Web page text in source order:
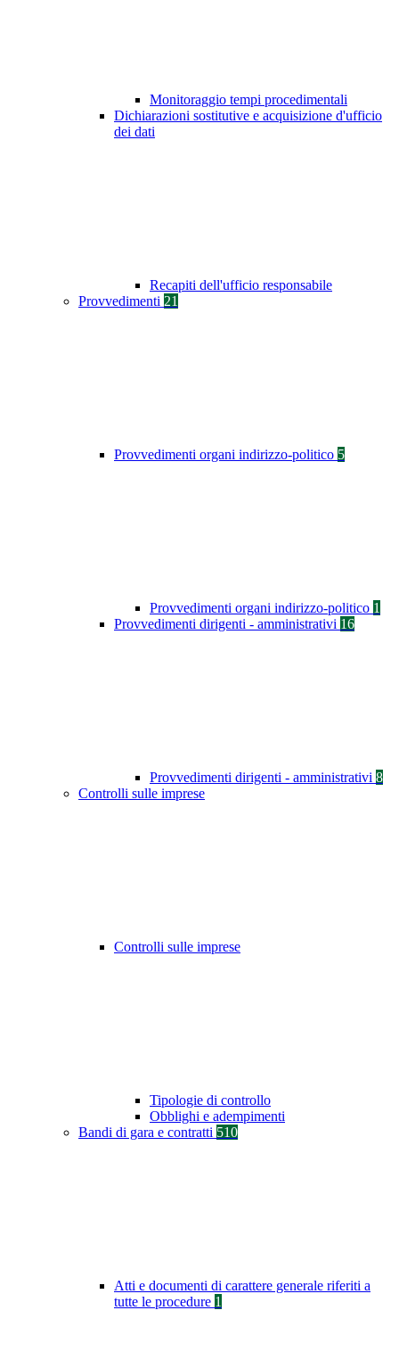
Monitoraggio tempi procedimentali
Dichiarazioni sostitutive e acquisizione d'ufficio
dei dati
Recapiti dell'ufficio responsabile
Provvedimenti 21
Provvedimenti organi indirizzo-politico 5
Provvedimenti organi indirizzo-politico 1
Provvedimenti dirigenti - amministrativi 16
Provvedimenti dirigenti - amministrativi 8
Controlli sulle imprese
Controlli sulle imprese
Tipologie di controllo
Obblighi e adempimenti
Bandi di gara e contratti 510
Atti e documenti di carattere generale riferiti a
tutte le procedure 1